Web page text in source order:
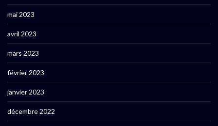
mai 2023
avril 2023
mars 2023
février 2023
janvier 2023
décembre 2022